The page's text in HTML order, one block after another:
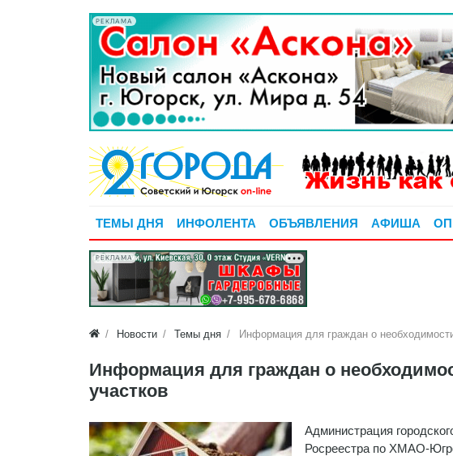
РЕКЛАМА
ТЕМЫ ДНЯ ИНФОЛЕНТА ОБЪЯВЛЕНИЯ АФИША
РЕКЛАМА
Новости Темы дня Информация для граждан о
Информация для граждан о
участков
Администрация
Росреестра по ХМАО-